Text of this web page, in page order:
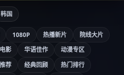
韩国
1080P 热播新片
院线大片
影 华语佳作
动漫专区
荐 经典回顾
热门排行